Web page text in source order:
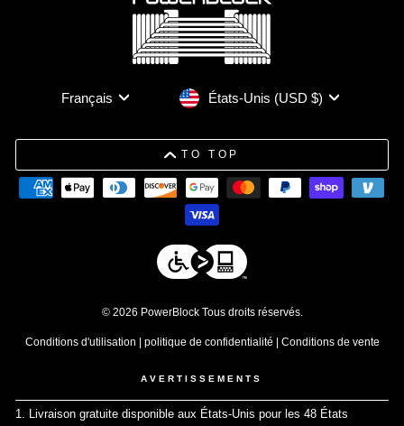
Langue
Français DeviseÉtats-Unis (USD $)
TO TOP
© 2026 PowerBlock Tous droits réservés.
Conditions d'utilisation politique de confidentialité Conditions de vente
AVERTISSEMENTS
1. Livraison gratuite disponible aux États-Unis pour les 48 États